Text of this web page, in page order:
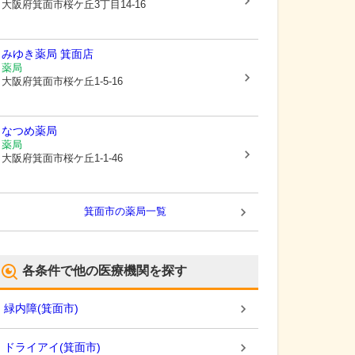
大阪府箕面市桜ケ丘3丁目14-16
みゆき薬局 箕面店
薬局
大阪府箕面市桜ケ丘1-5-16
なつめ薬局
薬局
大阪府箕面市桜ケ丘1-1-46
箕面市の薬局一覧
各条件で他の医療機関を探す
緑内障(箕面市)
ドライアイ(箕面市)